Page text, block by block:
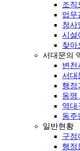
조직
업무
청사
시설
찾아
서대문의
변천
서대
행정
동명
역대
동주
일반현황
구정
행정